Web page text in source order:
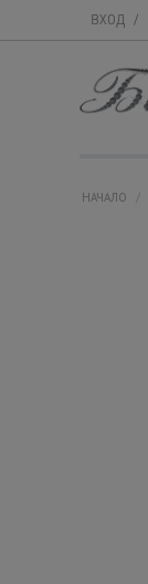
ВХОД /
НАЧАЛО /